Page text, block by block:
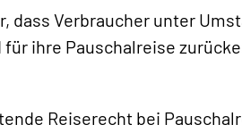
dass Verbraucher unter
ihre Pauschalreise
Reiserecht bei